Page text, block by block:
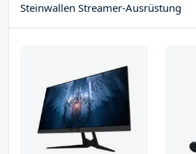
Steinwallen Streamer-Ausrüstung